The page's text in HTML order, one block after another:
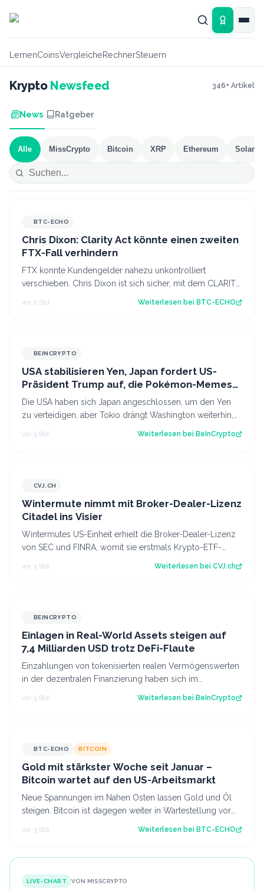
LernenCoinsVergleicheRechnerSteuern
Krypto Newsfeed 346+ Artikel
News Ratgeber
Alle MissCrypto Bitcoin XRP Ethereum Solana
BTC-ECHO
Chris Dixon: Clarity Act könnte einen zweiten
FTX-Fall verhindern
FTX konnte Kundengelder nahezu unkontrolliert
verschieben. Chris Dixon ist sich sicher, mit dem CLARITY
vor 2 Std. Weiterlesen bei BTC-ECHO
BEINCRYPTO
USA stabilisieren Yen, Japan fordert US-
Präsident Trump auf, die Pokémon-Memes
zu beenden
Die USA haben sich Japan angeschlossen, um den Yen
zu verteidigen, aber Tokio drängt Washington weiterhin,
seine Mario- und Naruto-Memes zu…
vor 3 Std. Weiterlesen bei BeInCrypto
CVJ.CHCVJ.CH
Wintermute nimmt mit Broker-Dealer-Lizenz
Citadel ins Visier
Wintermutes US-Einheit erhielt die Broker-Dealer-Lizenz
von SEC und FINRA, womit sie erstmals Krypto-ETF-
vor 3 Std. Weiterlesen bei CVJ.ch
BEINCRYPTO
Einlagen in Real-World Assets steigen auf
7,4 Milliarden USD trotz DeFi-Flaute
Einzahlungen von tokenisierten realen Vermögenswerten
in der dezentralen Finanzierung haben sich im
vor 3 Std. Weiterlesen bei BeInCrypto
BTC-ECHO BITCOIN
Gold mit stärkster Woche seit Januar –
Bitcoin wartet auf den US-Arbeitsmarkt
Neue Spannungen im Nahen Osten lassen Gold und Öl
steigen. Bitcoin ist dagegen weiter in Wartestellung vor
den Arbeitsmarktdaten der USA. So…
vor 3 Std. Weiterlesen bei BTC-ECHO
LIVE-CHART VON MISSCRYPTO